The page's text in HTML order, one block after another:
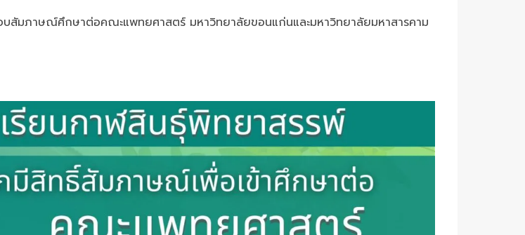
บสัมภาษณ์ศึกษาต่อคณะแพทยศาสตร์ มหาวิทยาลัยขอนแก่นและมหาวิทยาลัยมหาสารคาม